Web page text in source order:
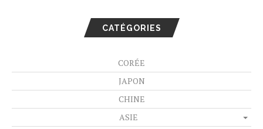
CATÉGORIES
CORÉE
JAPON
CHINE
ASIE